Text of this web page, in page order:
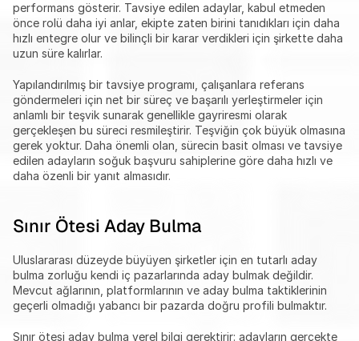
performans gösterir. Tavsiye edilen adaylar, kabul etmeden
önce rolü daha iyi anlar, ekipte zaten birini tanıdıkları için daha
hızlı entegre olur ve bilinçli bir karar verdikleri için şirkette daha
uzun süre kalırlar.
Yapılandırılmış bir tavsiye programı, çalışanlara referans
göndermeleri için net bir süreç ve başarılı yerleştirmeler için
anlamlı bir teşvik sunarak genellikle gayriresmi olarak
gerçekleşen bu süreci resmileştirir. Teşviğin çok büyük olmasına
gerek yoktur. Daha önemli olan, sürecin basit olması ve tavsiye
edilen adayların soğuk başvuru sahiplerine göre daha hızlı ve
daha özenli bir yanıt almasıdır.
Sınır Ötesi Aday Bulma
Uluslararası düzeyde büyüyen şirketler için en tutarlı aday
bulma zorluğu kendi iç pazarlarında aday bulmak değildir.
Mevcut ağlarının, platformlarının ve aday bulma taktiklerinin
geçerli olmadığı yabancı bir pazarda doğru profili bulmaktır.
Sınır ötesi aday bulma yerel bilgi gerektirir: adayların gerçekte